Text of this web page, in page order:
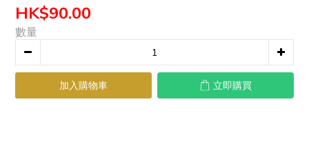
HK$90.00
數量
加入購物車 立即購買